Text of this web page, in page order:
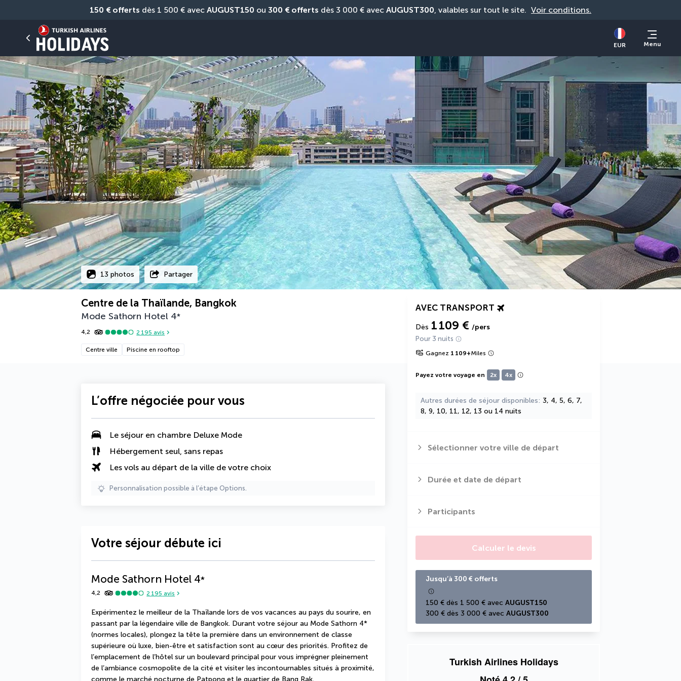
150 € offerts dès 1 500 € avec AUGUST150 ou 300 € offerts dès 3 000 € avec AUGUST300, valables sur tout le site. Voir conditions.
EUR Menu
13 photos Partager
Centre de la Thaïlande, Bangkok
Mode Sathorn Hotel 4*
4,2 2 195 avis
Centre ville Piscine en rooftop
AVEC TRANSPORT
Dès 1 109 € /pers
Pour 3 nuits
Gagnez 1 109+Miles
Payez votre voyage en 2x 4x
Autres durées de séjour disponibles 3, 4, 5, 6, 7,
8, 9, 10, 11, 12, 13 ou 14 nuits
Sélectionner votre ville de départ
Durée et date de départ
Participants
Calculer le devis
Jusqu’à 300 € offerts
150 € dès 1 500 € avec AUGUST150
300 € dès 3 000 € avec AUGUST300
Turkish Airlines Holidays
L’offre négociée pour vous
Le séjour en chambre Deluxe Mode
Hébergement seul, sans repas
Les vols au départ de la ville de votre choix
Personnalisation possible à l’étape Options.
Votre séjour débute ici
Mode Sathorn Hotel 4*
4,2 2 195 avis
Expérimentez le meilleur de la Thaïlande lors de vos vacances au pays du sourire, en
passant par la légendaire ville de Bangkok. Durant votre séjour au Mode Sathorn 4*
(normes locales), plongez la tête la première dans un environnement de classe
supérieure où luxe, bien-être et satisfaction sont au cœur des priorités. Profitez de
l’emplacement de l’hôtel sur un boulevard principal pour vous imprégner pleinement
de l’ambiance cosmopolite de la cité et visiter les incontournables situés à proximité,
comme le marché nocturne de Patpong et le quartier de Bang Rak.